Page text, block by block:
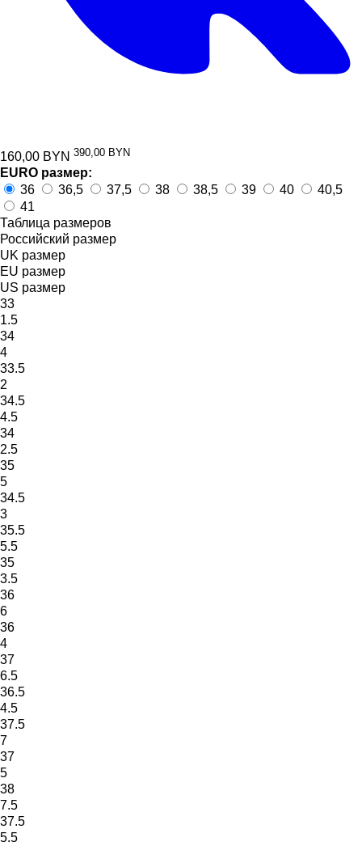
160,00 BYN 390,00 BYN
EURO размер:
36
36,5 37,5 38 38,5 39 40
40,5
41
Таблица размеров
Российский размер
UK размер
EU размер
US размер
33
1.5
34
4
33.5
2
34.5
4.5
34
2.5
35
5
34.5
3
35.5
5.5
35
3.5
36
6
36
4
37
6.5
36.5
4.5
37.5
7
37
5
38
7.5
37.5
5.5